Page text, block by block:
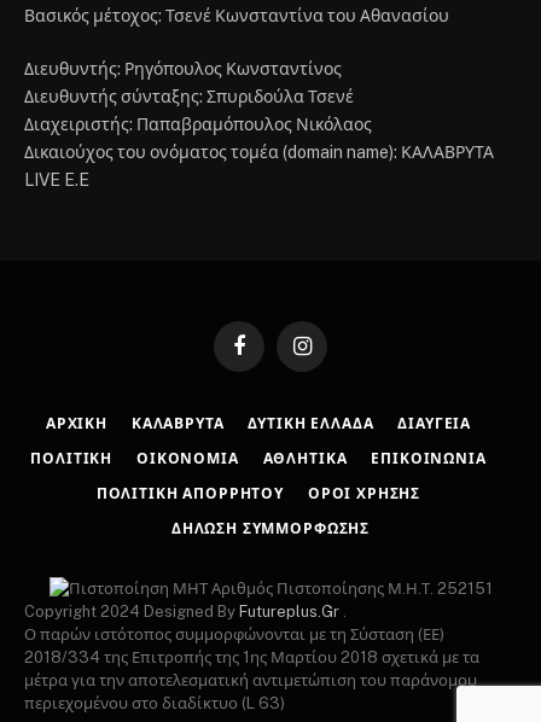
Βασικός μέτοχος: Τσενέ Κωνσταντίνα του Αθανασίου
Διευθυντής: Ρηγόπουλος Κωνσταντίνος
Διευθυντής σύνταξης: Σπυριδούλα Τσενέ
Διαχειριστής: Παπαβραμόπουλος Νικόλαος
Δικαιούχος του ονόματος τομέα (domain name): ΚΑΛΑΒΡΥΤΑ
LIVE E.E
FacebookInstagram
ΑΡΧΙΚΉ ΚΑΛΆΒΡΥΤΑ ΔΥΤΙΚΉ ΕΛΛΆΔΑ ΔΙΑΎΓΕΙΑ
ΠΟΛΙΤΙΚΉ ΟΙΚΟΝΟΜΊΑ ΑΘΛΗΤΙΚΆ ΕΠΙΚΟΙΝΩΝΊΑ
ΠΟΛΙΤΙΚΉ ΑΠΟΡΡΉΤΟΥ ΌΡΟΙ ΧΡΉΣΗΣ
ΔΉΛΩΣΗ ΣΥΜΜΌΡΦΩΣΗΣ
Αριθμός Πιστοποίησης Μ.Η.Τ. 252151
Copyright 2024 Designed By Futureplus.Gr .
Ο παρών ιστότοπος συμμορφώνονται με τη Σύσταση (ΕΕ)
2018/334 της Επιτροπής της 1ης Μαρτίου 2018 σχετικά με τα
μέτρα για την αποτελεσματική αντιμετώπιση του παράνομου
περιεχομένου στο διαδίκτυο (L 63)